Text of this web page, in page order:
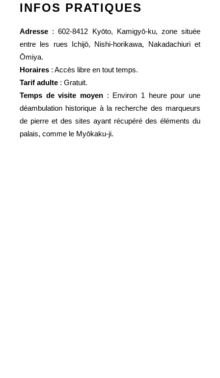
INFOS PRATIQUES
Adresse : 602-8412 Kyōto, Kamigyō-ku, zone située
entre les rues Ichijō, Nishi-horikawa, Nakadachiuri et
Ōmiya.
Horaires : Accès libre en tout temps.
Tarif adulte : Gratuit.
Temps de visite moyen : Environ 1 heure pour une
déambulation historique à la recherche des marqueurs
de pierre et des sites ayant récupéré des éléments du
palais, comme le Myōkaku-ji.